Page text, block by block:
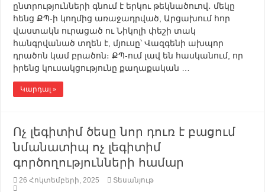
ընտրությունների գնում է երկու թեկնածուով․ մեկը
հենց ՔՊ-ի կողմից առաջադրված, Արցախում հոր
վաստակն ուրացած ու Նիկոլի փեշի տակ
հանգրվանած տղեն է, մյուսը՝ Վազգենի ախպոր
դրածոն կամ բրածոն։ ՔՊ-ում լավ են հասկանում, որ
իրենց կուսակցությունը քաղաքական …
Կարդալ »
Ոչ լեգիտիմ ծեսը նոր դուռ է բացում
նմանատիպ ոչ լեգիտիմ
գործողությունների համար
26 Հոկտեմբերի, 2025
Տեսանյութ